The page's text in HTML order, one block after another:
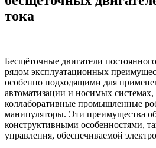
тока
Бесщёточные двигатели
рядом эксплуатационных
особенно подходящими для
автоматизации и носимых системах,
коллаборативные промышленные
манипуляторы. Эти преимущества
конструктивными особенностями,
управления, обеспечиваемой